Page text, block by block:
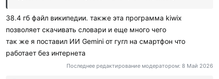
38.4 гб файл википедии. также эта программа kiwix
позволяет скачивать словари и еще много чего
так же я поставил ИИ Gemini от гугл на смартфон что
работает без интернета
Последнее редактирование модератором: 8 Май 2026